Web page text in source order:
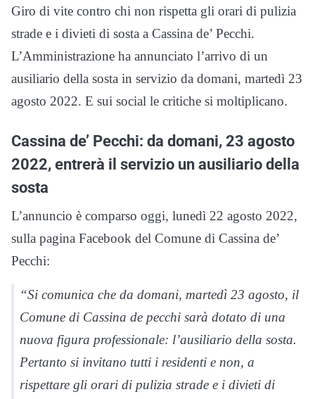
Giro di vite contro chi non rispetta gli orari di pulizia
strade e i divieti di sosta a Cassina de’ Pecchi.
L’Amministrazione ha annunciato l’arrivo di un
ausiliario della sosta in servizio da domani, martedì 23
agosto 2022. E sui social le critiche si moltiplicano.
Cassina de’ Pecchi: da domani, 23 agosto
2022, entrerà il servizio un ausiliario della
sosta
L’annuncio è comparso oggi, lunedì 22 agosto 2022,
sulla pagina Facebook del Comune di Cassina de’
Pecchi:
“Si comunica che da domani, martedì 23 agosto, il
Comune di Cassina de pecchi sarà dotato di una
nuova figura professionale: l’ausiliario della sosta.
Pertanto si invitano tutti i residenti e non, a
rispettare gli orari di pulizia strade e i divieti di